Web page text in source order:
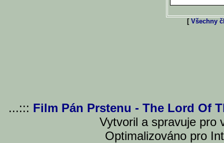
[ Všechny
...::: Film Pán Prstenu - The Lord Of
Vytvoril a spravuje pro
Optimalizováno pro